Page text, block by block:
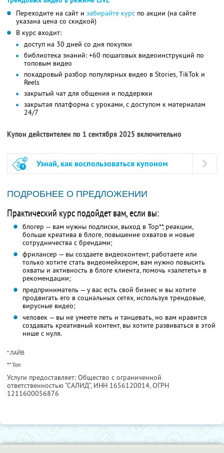
Переходите на сайт и забирайте курс по акции (на сайте
указана цена со скидкой)
В курс входит:
доступ на 30 дней со дня покупки
библиотека знаний: +60 пошаговых видеоинструкций по
топовым видео
покадровый разбор популярных видео в Stories, TikTok и
Reels
закрытый чат для общения и поддержки
закрытая платформа с уроками, с доступом к материалам
24/7
Купон действителен по 1 сентября 2025 включительно
Узнай, как воспользоваться купоном
ПОДРОБНЕЕ О ПРЕДЛОЖЕНИИ
Практический курс подойдет вам, если вы:
блогер — вам нужны подписки, выход в Top**, реакции,
больше креатива в блоге, повышение охватов и новые
сотрудничества с брендами;
фрилансер — вы создаете видеоконтент, работаете или
только хотите стать видеомейкером, вам нужно повысить
охваты и активность в блоге клиента, помочь «залететь» в
рекомендации;
предприниматель — у вас есть свой бизнес и вы хотите
продвигать его в социальных сетях, используя трендовые,
вирусные видео;
человек — вы не умеете петь и танцевать, но вам нравится
создавать креативный контент, вы хотите развиваться в этой
нише с нуля.
* ЛАЙВ
** Топ
Услуги предоставляет: Общество с ограниченной
ответственностью “САЛИД”, ИНН 1656120014, ОГРН
1211600056876